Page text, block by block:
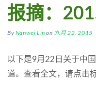
报摘：
By Nanwei Lin on 九月 22, 2015
以下是9月22日关于中
道。查看全文，请点击